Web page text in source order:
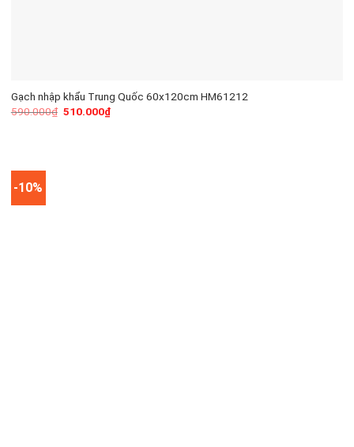
Gạch nhập khẩu Trung Quốc 60x120cm HM61212
590.000₫ 510.000₫
-10%